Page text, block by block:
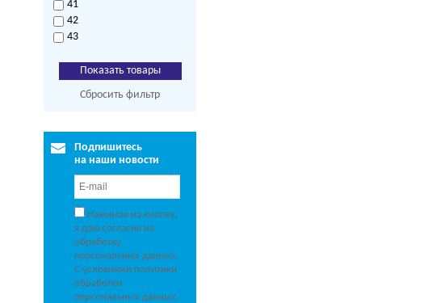
41
42
43
Сбросить фильтр
Подпишитесь
на наши новости
Нажимая на кнопку,
я даю согласие на
обработку
персональных данных.
С условиями политики
обработки
персональных данных